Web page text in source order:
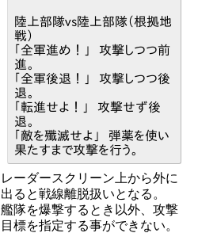
陸上部隊vs陸上部隊（根拠地
戦）
「全軍進め！」 攻撃しつつ前
進。
「全軍後退！」 攻撃しつつ後
退。
「転進せよ！」 攻撃せず後
退。
「敵を殲滅せよ」 弾薬を使い
果たすまで攻撃を行う。
レーダースクリーン上から外に
出ると戦線離脱扱いとなる。
艦隊を爆撃するとき以外、攻撃
目標を指定する事ができない。